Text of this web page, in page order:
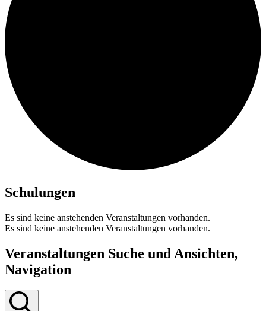
Schulungen
Es sind keine anstehenden Veranstaltungen vorhanden.
Es sind keine anstehenden Veranstaltungen vorhanden.
Veranstaltungen Suche und Ansichten,
Navigation